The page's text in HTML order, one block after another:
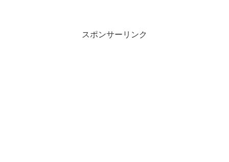
スポンサーリンク